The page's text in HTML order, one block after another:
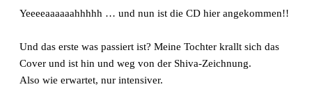
Yeeeeaaaaaahhhhh … und nun ist die CD hier angekommen!!
Und das erste was passiert ist? Meine Tochter krallt sich das
Cover und ist hin und weg von der Shiva-Zeichnung.
Also wie erwartet, nur intensiver.